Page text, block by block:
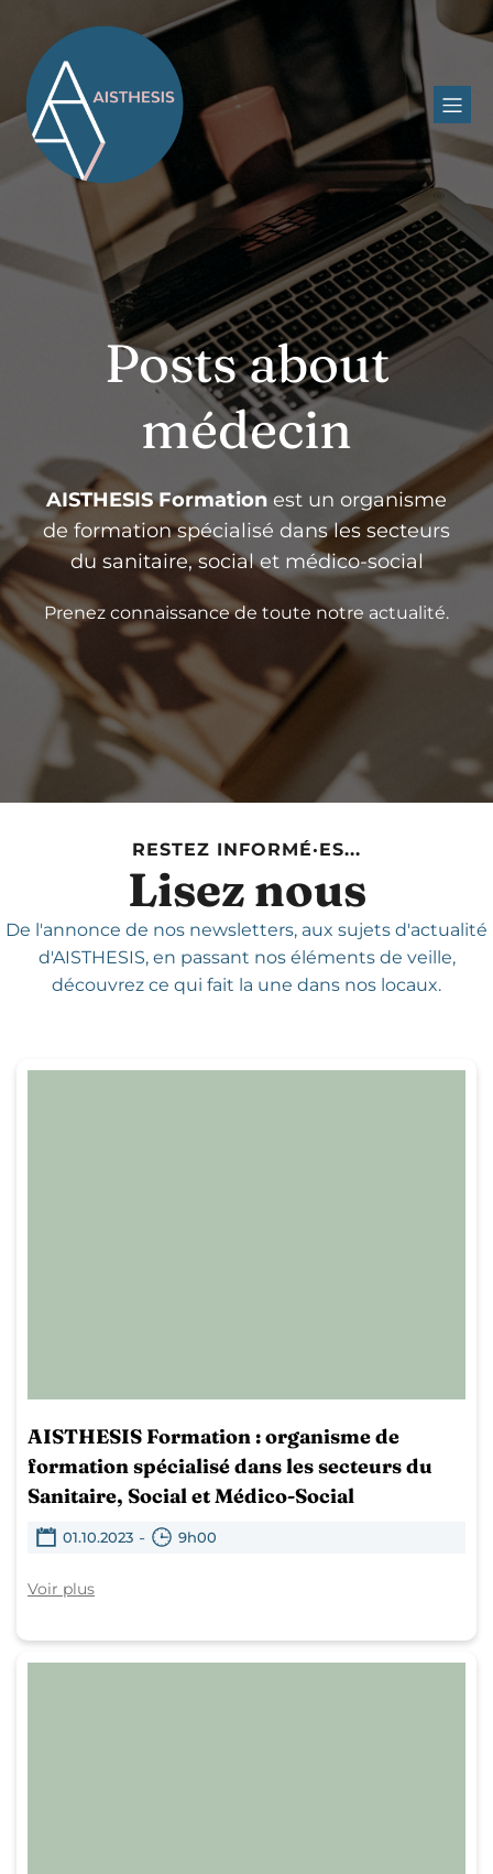
Posts about
médecin
AISTHESIS Formation est un organisme
de formation spécialisé dans les secteurs
du sanitaire, social et médico-social
Prenez connaissance de toute notre actualité.
RESTEZ INFORMÉ·ES...
Lisez nous
De l'annonce de nos newsletters, aux sujets d'actualité
d'AISTHESIS,en passant nos éléments de veille,
découvrez ce qui fait la une dans nos locaux.
AISTHESIS Formation : organisme de
formation spécialisé dans les secteurs du
Sanitaire, Social et Médico-Social
01.10.2023 - 9h00
Voir plus